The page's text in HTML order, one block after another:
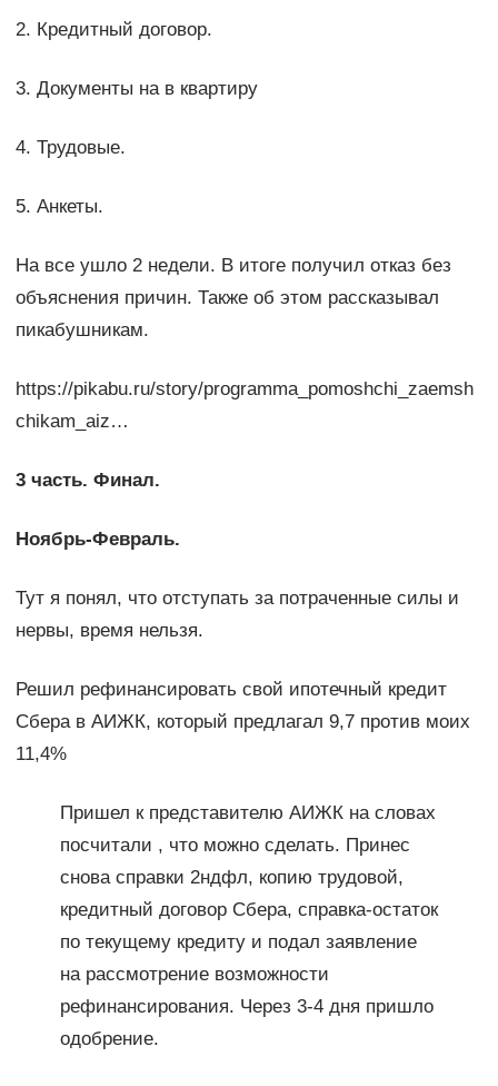
2. Кредитный договор.
3. Документы на в квартиру
4. Трудовые.
5. Анкеты.
На все ушло 2 недели. В итоге получил отказ без
объяснения причин. Также об этом рассказывал
пикабушникам.
https://pikabu.ru/story/programma_pomoshchi_zaemsh
chikam_aiz…
3 часть. Финал.
Ноябрь-Февраль.
Тут я понял, что отступать за потраченные силы и
нервы, время нельзя.
Решил рефинансировать свой ипотечный кредит
Сбера в АИЖК, который предлагал 9,7 против моих
11,4%
Пришел к представителю АИЖК на словах
посчитали , что можно сделать. Принес
снова справки 2ндфл, копию трудовой,
кредитный договор Сбера, справка-остаток
по текущему кредиту и подал заявление
на рассмотрение возможности
рефинансирования. Через 3-4 дня пришло
одобрение.